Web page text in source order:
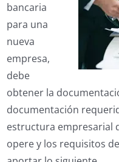
bancaria
para una
nueva
empresa,
debe
obtener la
documentación
estructura empresarial
opere y los requisitos